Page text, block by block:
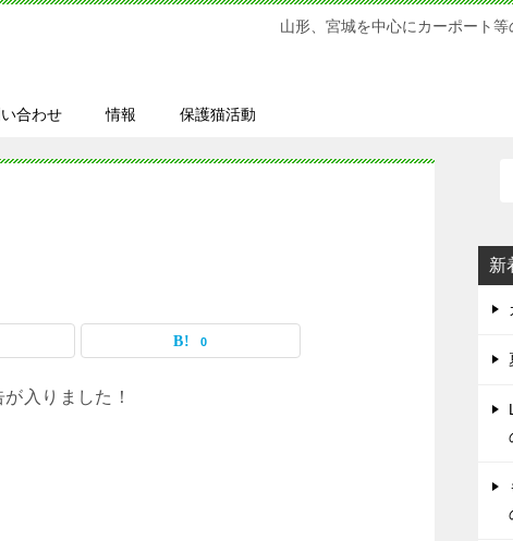
山形、宮城を中心にカーポート
い合わせ 情報 保護猫活動
0
入りました！
新